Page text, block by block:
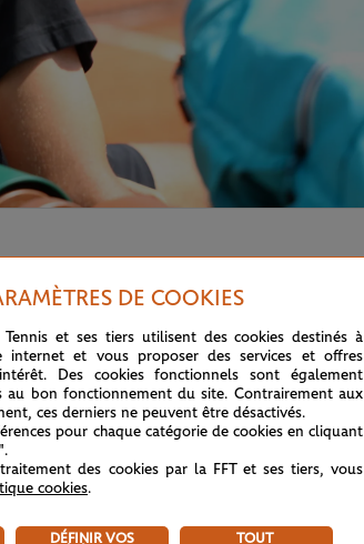
DE COOKIES
Tennis et ses tiers utilisent des cookies destinés à
internet et vous proposer des services et offres
Des cookies fonctionnels sont également
au bon fonctionnement du site. Contrairement aux
ces derniers ne peuvent être désactivés.
pour chaque catégorie de cookies en cliquant
des cookies par la FFT et ses tiers, vous
cookies.
DÉFINIR VOS
TOUT